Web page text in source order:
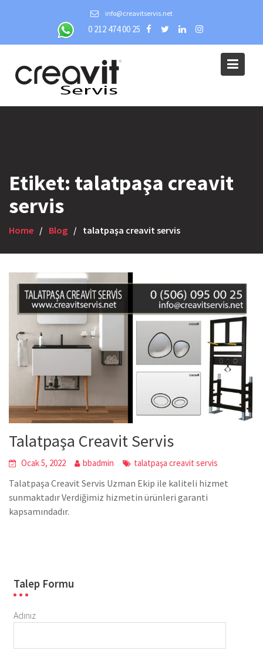
info@creavitservis.net
0 212 474 00 25
Etiket: talatpaşa creavit
servis
Home Blog talatpaşa creavit servis
Talatpaşa Creavit Servis
Ocak 5, 2022 bbadmin talatpaşa creavit servis
Talatpaşa Creavit Servis Uzman Ekip ile kaliteli hizmet
sunmaktadır Verdiğimiz hizmetin ürünleri garanti
kapsamındadır.
Talep Formu
Adınız